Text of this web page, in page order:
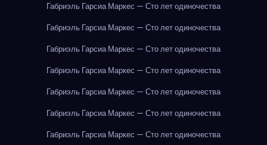
Габриэль Гарсиа Маркес — Сто лет одиночества
Габриэль Гарсиа Маркес — Сто лет одиночества
Габриэль Гарсиа Маркес — Сто лет одиночества
Габриэль Гарсиа Маркес — Сто лет одиночества
Габриэль Гарсиа Маркес — Сто лет одиночества
Габриэль Гарсиа Маркес — Сто лет одиночества
Габриэль Гарсиа Маркес — Сто лет одиночества